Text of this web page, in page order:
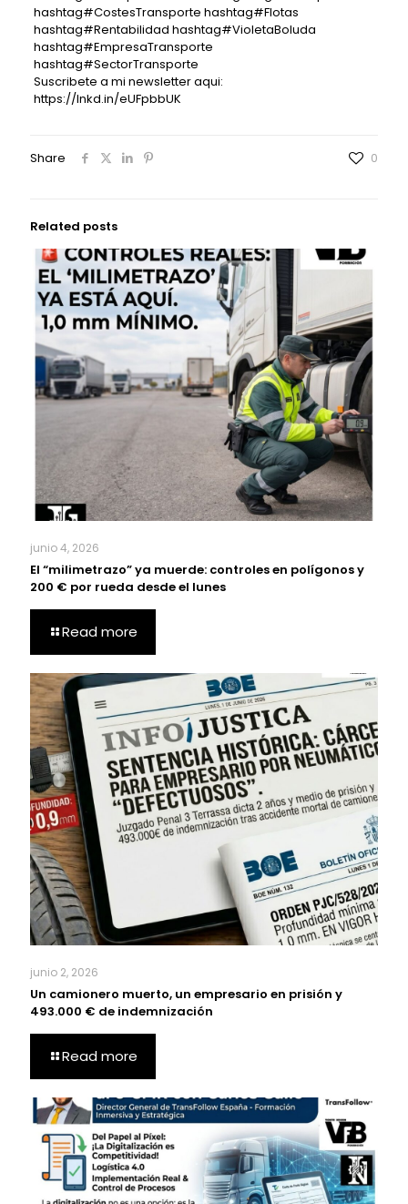
hashtag#CostesTransporte hashtag#Flotas
hashtag#Rentabilidad hashtag#VioletaBoluda
hashtag#EmpresaTransporte
hashtag#SectorTransporte
Suscribete a mi newsletter aqui:
https://lnkd.in/eUFpbbUK
Share 0
Related posts
junio 4, 2026
El “milimetrazo” ya muerde: controles en polígonos y
200 € por rueda desde el lunes
Read more
junio 2, 2026
Un camionero muerto, un empresario en prisión y
493.000 € de indemnización
Read more